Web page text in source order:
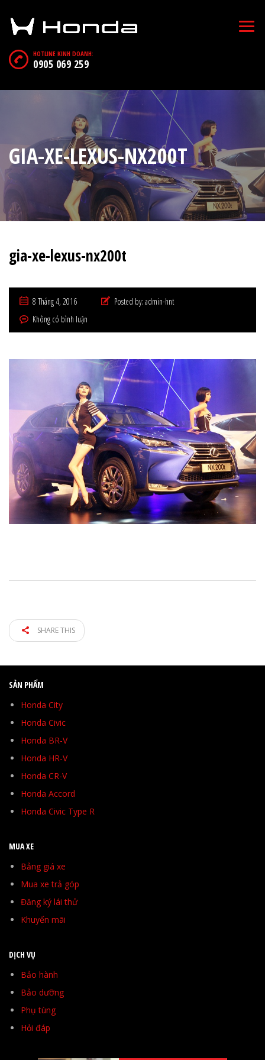
HOTLINE KINH DOANH:
0905 069 259
GIA-XE-LEXUS-NX200T
gia-xe-lexus-nx200t
8 Tháng 4, 2016 Posted by: admin-hnt
Không có bình luận
SHARE THIS
SẢN PHẨM
Honda City
Honda Civic
Honda BR-V
Honda HR-V
Honda CR-V
Honda Accord
Honda Civic Type R
MUA XE
Bảng giá xe
Mua xe trả góp
Đăng ký lái thử
Khuyến mãi
DỊCH VỤ
Bảo hành
Bảo dưỡng
Phụ tùng
Hỏi đáp